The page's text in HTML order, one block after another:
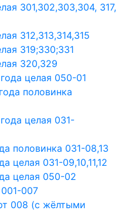
301,302,303,304, 317,
312,313,314,315
319;330;331
320,329
целая 050-01
половинка
целая 031-
половинка 031-08,13
целая 031-09,10,11,12
целая 050-02
007
008 (с жёлтыми